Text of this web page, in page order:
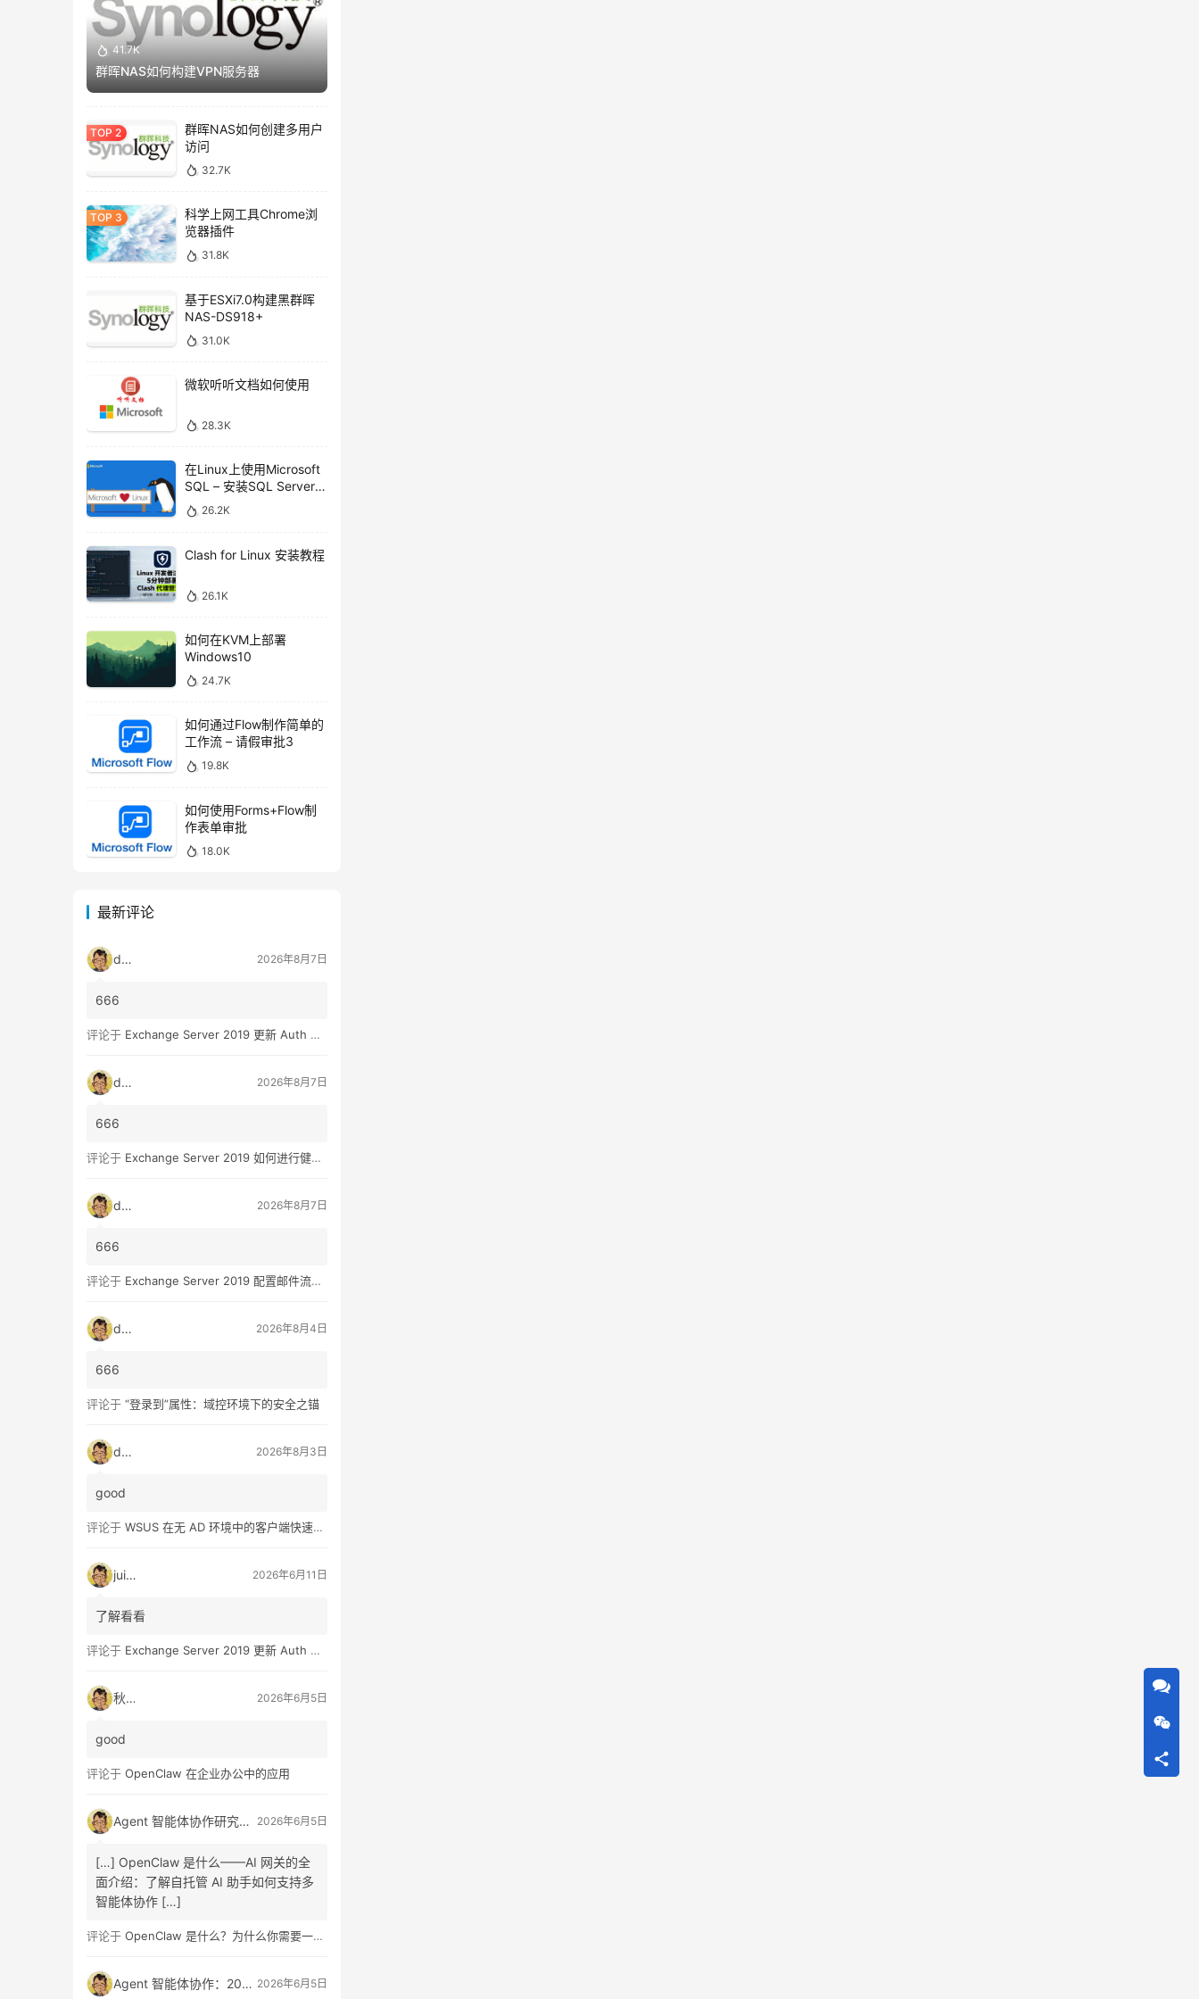
41.7K
群晖NAS如何构建VPN服务器
群晖NAS如何创建多用户
访问
32.7K
科学上网工具Chrome浏
览器插件
31.8K
基于ESXi7.0构建黑群晖
NAS-DS918+
31.0K
微软听听文档如何使用
28.3K
在Linux上使用Microsoft
SQL – 安装SQL Server命
令行工具
26.2K
Clash for Linux 安装教程
26.1K
如何在KVM上部署
Windows10
24.7K
如何通过Flow制作简单的
工作流 – 请假审批3
19.8K
如何使用Forms+Flow制
作表单审批
18.0K
最新评论
dala 2026年8月7日
666
评论于 Exchange Server 2019 更新 Auth Certificate 证书
dala 2026年8月7日
666
评论于 Exchange Server 2019 如何进行健康检查
dala 2026年8月7日
666
评论于 Exchange Server 2019 配置邮件流和客户端访问 – 2
dala 2026年8月4日
666
评论于 “登录到”属性：域控环境下的安全之锚
dala 2026年8月3日
good
评论于 WSUS 在无 AD 环境中的客户端快速配置指南
juice 2026年6月11日
了解看看
评论于 Exchange Server 2019 更新 Auth Certificate 证书
秋日 2026年6月5日
good
评论于 OpenClaw 在企业办公中的应用
Agent 智能体协作研究报告发布：A2A 协议架构设计、信任机制原理、商业链路重构路径与企业组织变革全面解读指南 2026年6月5日
[…] OpenClaw 是什么——AI 网关的全
面介绍：了解自托管 AI 助手如何支持多
智能体协作 […]
评论于 OpenClaw 是什么？为什么你需要一个自托管的 AI 助手？
Agent 智能体协作：2026 最新研究报告发布，A2A 协议、信任机制、商业重构与组织变革全面解读 2026年6月5日